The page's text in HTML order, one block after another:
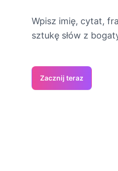
Wpisz imię, cytat,
sztukę słów z
Zacznij teraz